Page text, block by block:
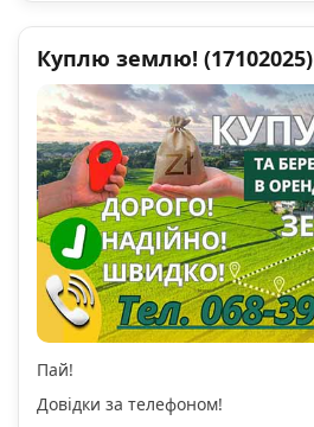
Куплю землю! (17102025)
Пай!
Довідки за телефоном!